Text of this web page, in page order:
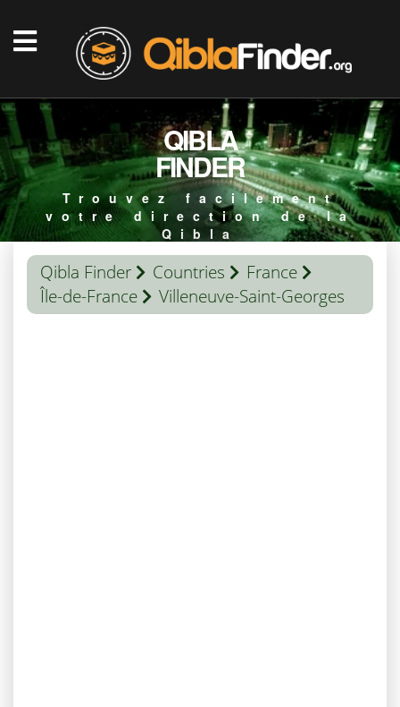
QIBLA
FINDER
Trouvez facilement
votre direction de la
Qibla
Qibla Finder Countries
France
Île-de-France
Villeneuve-Saint-Georges